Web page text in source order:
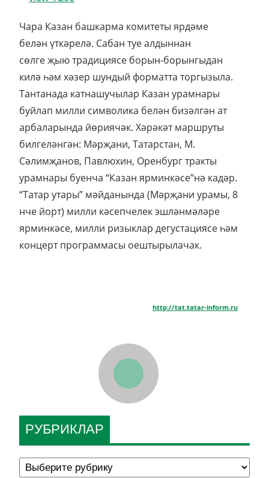
Чара Казан башкарма комитеты ярдәме
белән үткәрелә. Сабан туе алдыннан
сөлге җыю традициясе борын-борынгыдан
килә һәм хәзер шундый форматта торгызыла.
Тантанада катнашучылар Казан урамнары
буйлап милли символика белән бизәлгән ат
арбаларында йөриячәк. Хәрәкәт маршруты
билгеләнгән: Мәрҗани, Татарстан, М.
Сәлимҗанов, Павлюхин, Оренбург тракты
урамнары буенча “Казан ярминкәсе”нә кадәр.
“Татар утары” мәйданында (Мәрҗани урамы, 8
нче йорт) милли кәсепчелек эшләнмәләре
ярминкәсе, милли ризыклар дегустациясе һәм
концерт программасы оештырылачак.
http://tat.tatar-inform.ru
РУБРИКЛАР